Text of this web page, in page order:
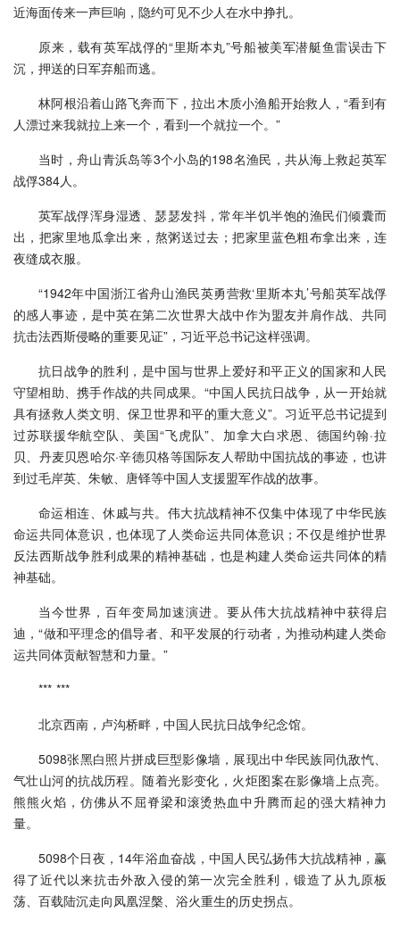
近海面传来一声巨响，隐约可见不少人在水中挣扎。
原来，载有英军战俘的“里斯本丸”号船被美军潜艇鱼雷误击下
沉，押送的日军弃船而逃。
林阿根沿着山路飞奔而下，拉出木质小渔船开始救人，“看到有
人漂过来我就拉上来一个，看到一个就拉一个。”
当时，舟山青浜岛等3个小岛的198名渔民，共从海上救起英军
战俘384人。
英军战俘浑身湿透、瑟瑟发抖，常年半饥半饱的渔民们倾囊而
出，把家里地瓜拿出来，熬粥送过去；把家里蓝色粗布拿出来，连
夜缝成衣服。
“1942年中国浙江省舟山渔民英勇营救‘里斯本丸’号船英军战俘
的感人事迹，是中英在第二次世界大战中作为盟友并肩作战、共同
抗击法西斯侵略的重要见证”，习近平总书记这样强调。
抗日战争的胜利，是中国与世界上爱好和平正义的国家和人民
守望相助、携手作战的共同成果。“中国人民抗日战争，从一开始就
具有拯救人类文明、保卫世界和平的重大意义”。习近平总书记提到
过苏联援华航空队、美国“飞虎队”、加拿大白求恩、德国约翰·拉
贝、丹麦贝恩哈尔·辛德贝格等国际友人帮助中国抗战的事迹，也讲
到过毛岸英、朱敏、唐铎等中国人支援盟军作战的故事。
命运相连、休戚与共。伟大抗战精神不仅集中体现了中华民族
命运共同体意识，也体现了人类命运共同体意识；不仅是维护世界
反法西斯战争胜利成果的精神基础，也是构建人类命运共同体的精
神基础。
当今世界，百年变局加速演进。要从伟大抗战精神中获得启
迪，“做和平理念的倡导者、和平发展的行动者，为推动构建人类命
运共同体贡献智慧和力量。”
*** ***
北京西南，卢沟桥畔，中国人民抗日战争纪念馆。
5098张黑白照片拼成巨型影像墙，展现出中华民族同仇敌忾、
气壮山河的抗战历程。随着光影变化，火炬图案在影像墙上点亮。
熊熊火焰，仿佛从不屈脊梁和滚烫热血中升腾而起的强大精神力
量。
5098个日夜，14年浴血奋战，中国人民弘扬伟大抗战精神，赢
得了近代以来抗击外敌入侵的第一次完全胜利，锻造了从九原板
荡、百载陆沉走向凤凰涅槃、浴火重生的历史拐点。